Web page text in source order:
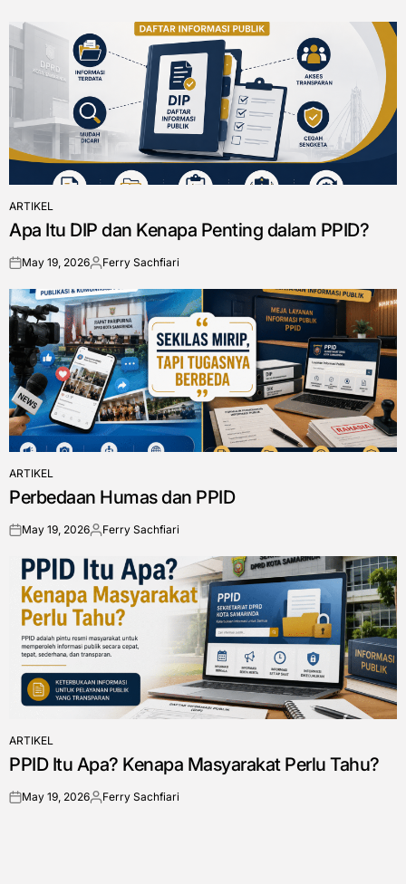
POSTED
IN
ARTIKEL
Apa Itu DIP dan Kenapa Penting dalam PPID?
onMay 19, 2026PostedFerry Sachfiari
POSTED
IN
ARTIKEL
Perbedaan Humas dan PPID
onMay 19, 2026PostedFerry Sachfiari
POSTED
IN
ARTIKEL
PPID Itu Apa? Kenapa Masyarakat Perlu Tahu?
onMay 19, 2026PostedFerry Sachfiari